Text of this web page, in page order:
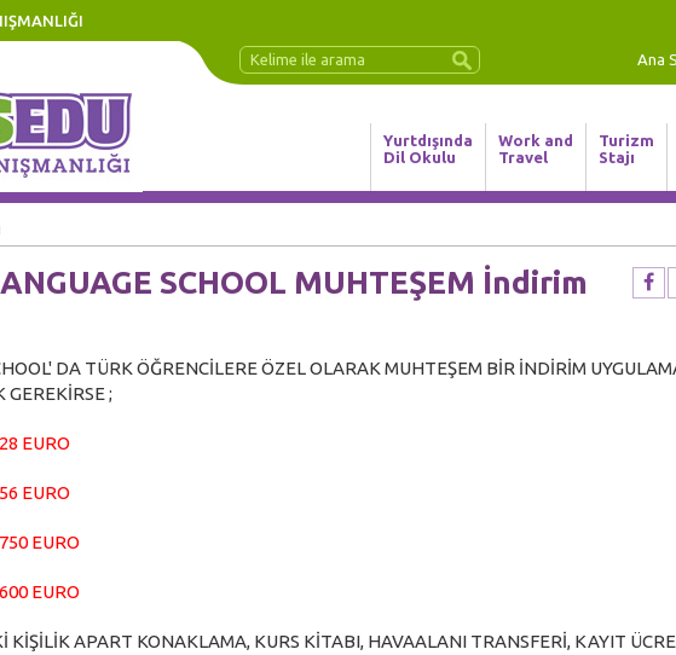
Ana
Yurtdışında
Dil Okulu
Work and
Travel
Turizm
Stajı
Invest in YOURSELF, Invest in Your
SCHOOL MUHTEŞEM İndirim
DA TÜRK ÖĞRENCİLERE ÖZEL OLARAK MUHTEŞEM BİR İNDİRİM
;
EURO
EURO
EURO
EURO
KİŞİLİK APART KONAKLAMA, KURS KİTABI, HAVAALANI TRANSFERİ, KAYIT